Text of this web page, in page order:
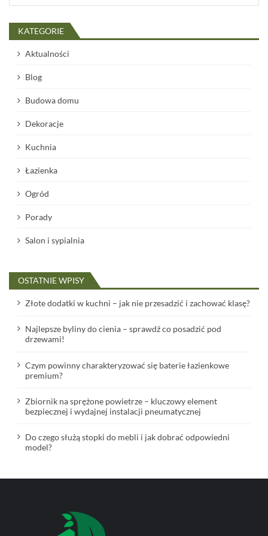
KATEGORIE
Aktualności
Blog
Budowa domu
Dekoracje
Kuchnia
Łazienka
Ogród
Porady
Salon i sypialnia
OSTATNIE WPISY
Złote dodatki w kuchni – jak nie przesadzić i zachować klasę?
Najlepsze byliny do cienia – sprawdź co posadzić pod
drzewami!
Czym powinny charakteryzować się baterie łazienkowe
premium?
Zbiornik na sprężone powietrze – kluczowy element
bezpiecznej i wydajnej instalacji pneumatycznej
Do czego służą stopki do mebli i jak dobrać odpowiedni
model?